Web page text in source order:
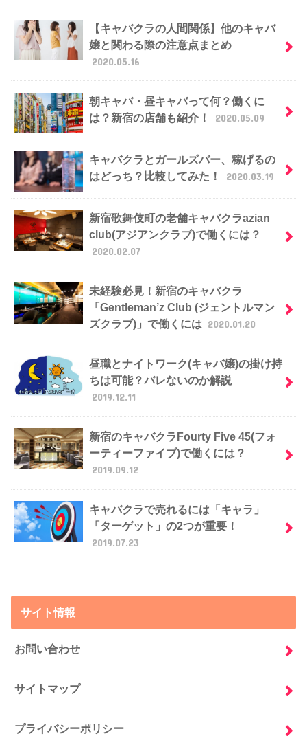
【キャバクラの人間関係】他のキャバ
嬢と関わる際の注意点まとめ
2020.05.16
朝キャバ・昼キャバって何？働くに
は？新宿の店舗も紹介！
2020.05.09
キャバクラとガールズバー、稼げるの
はどっち？比較してみた！
2020.03.19
新宿歌舞伎町の老舗キャバクラazian
club(アジアンクラブ)で働くには？
2020.02.07
未経験必見！新宿のキャバクラ
「Gentleman’z Club (ジェントルマン
ズクラブ)」で働くには 2020.01.20
昼職とナイトワーク(キャバ嬢)の掛け持
ちは可能？バレないのか解説
2019.12.11
新宿のキャバクラFourty Five 45(フォ
ーティーファイブ)で働くには？
2019.09.12
キャバクラで売れるには「キャラ」
「ターゲット」の2つが重要！
2019.07.23
サイト情報
お問い合わせ
サイトマップ
プライバシーポリシー